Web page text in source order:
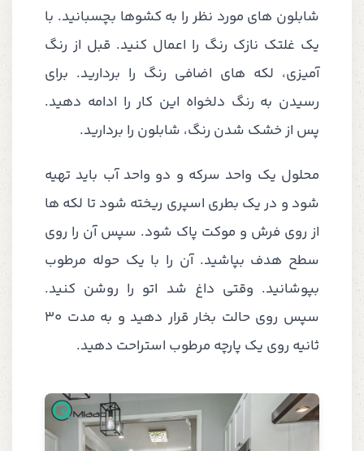
شابلون های مورد نظر را به کشوها بچسبانید. با
یک غلتک نازک رنگ را اعمال کنید. قبل از رنگ
آمیزی، لکه های اضافی رنگ را بردارید. برای
رسیدن به رنگ دلخواه این کار را ادامه دهید.
پس از خشک شدن رنگ، شابلون را بردارید.
محلول یک واحد سرکه و دو واحد آب باید تهیه
شود و در یک بطری اسپری ریخته شود تا لکه ها
از روی فرش و موکت پاک شود. سپس آن را روی
سطح هدف بپاشید. آن را با یک حوله مرطوب
بپوشانید. وقتی داغ شد اتو را روشن کنید.
سپس روی حالت بخار قرار دهید و به مدت 30
ثانیه روی یک پارچه مرطوب استراحت دهید.